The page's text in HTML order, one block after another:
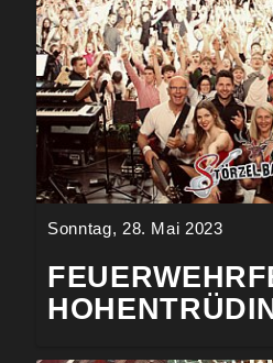
Sonntag, 28. Mai 2023